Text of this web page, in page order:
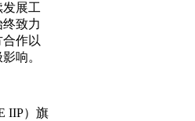
展工
致力
作以
响。
IIP）旗